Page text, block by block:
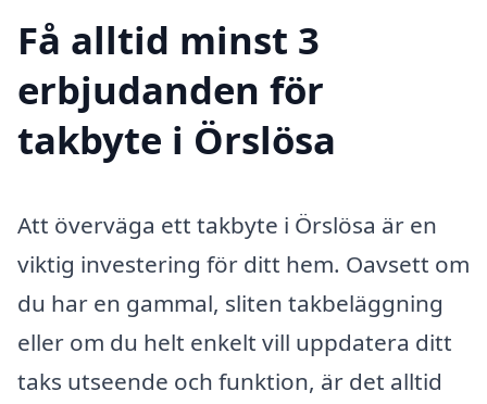
Få alltid minst 3
erbjudanden för
takbyte i Örslösa
Att överväga ett takbyte i Örslösa är en
viktig investering för ditt hem. Oavsett om
du har en gammal, sliten takbeläggning
eller om du helt enkelt vill uppdatera ditt
taks utseende och funktion, är det alltid